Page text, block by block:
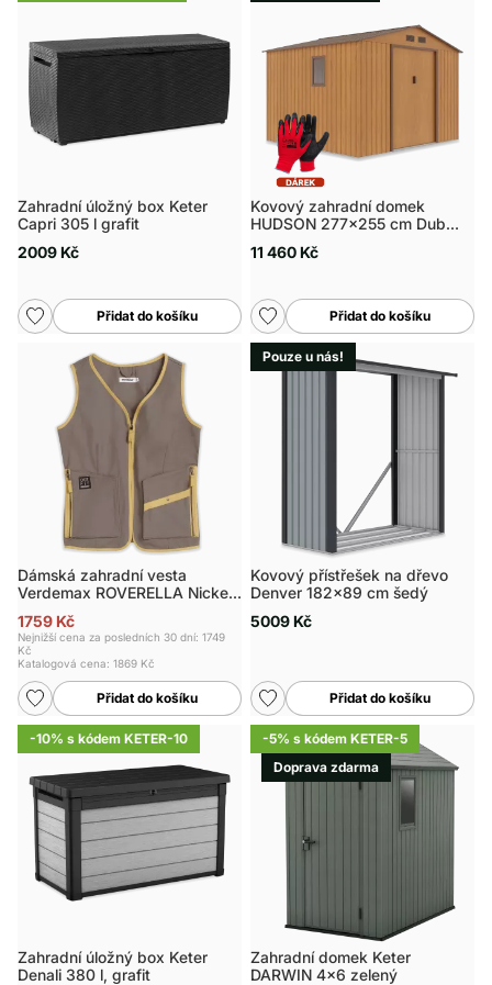
Zahradní úložný box Keter
Capri 305 l grafit
2009 Kč
Přidat do košíku
Kovový zahradní domek
HUDSON 277x255 cm Dub
11 460 Kč
Přidat do košíku
Dámská zahradní vesta
Verdemax ROVERELLA Nickel,
1759 Kč
Nejnižší cena za posledních 30 dní: 1749
Kč
Katalogová cena: 1869 Kč
Přidat do košíku
Pouze u nás!
Kovový přístřešek na dřevo
Denver 182x89 cm šedý
5009 Kč
Přidat do košíku
-10% s kódem KETER-10
Zahradní úložný box Keter
Denali 380 l, grafit
-5% s kódem KETER-5
Doprava zdarma
Zahradní domek Keter
DARWIN 4x6 zelený